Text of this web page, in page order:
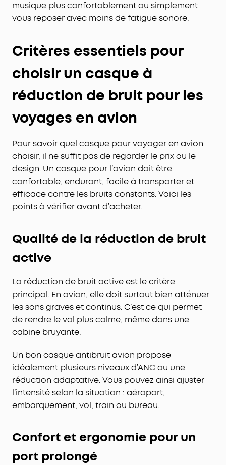
musique plus confortablement ou simplement
vous reposer avec moins de fatigue sonore.
Critères essentiels pour
choisir un casque à
réduction de bruit pour les
voyages en avion
Pour savoir quel casque pour voyager en avion
choisir, il ne suffit pas de regarder le prix ou le
design. Un casque pour l’avion doit être
confortable, endurant, facile à transporter et
efficace contre les bruits constants. Voici les
points à vérifier avant d’acheter.
Qualité de la réduction de bruit
active
La réduction de bruit active est le critère
principal. En avion, elle doit surtout bien atténuer
les sons graves et continus. C’est ce qui permet
de rendre le vol plus calme, même dans une
cabine bruyante.
Un bon casque antibruit avion propose
idéalement plusieurs niveaux d’ANC ou une
réduction adaptative. Vous pouvez ainsi ajuster
l’intensité selon la situation : aéroport,
embarquement, vol, train ou bureau.
Confort et ergonomie pour un
port prolongé